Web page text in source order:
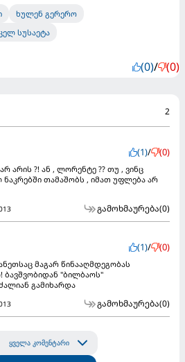
ხულენ გერერო
სუსაეტა
(0)/ (0)
2
(1)/ (0)
არის ?! ან , ლორენტე ?? თუ , ვინც
ნაკრებში თამაშობს , იმათ უფლება არ
გამოხმაურება(0)
(1)/ (0)
მაგარ წინააღმდეგობას
ბავშვობიდან "ბილბაოს"
გამიხარდა
გამოხმაურება(0)
ყველა კომენტარი